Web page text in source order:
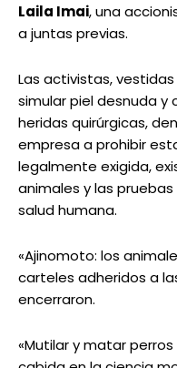
Laila Imai, una
a juntas previas.
Las activistas,
simular piel desnuda
heridas quirúrgicas,
empresa a prohibir
legalmente exigida,
animales y las
salud humana.
«Ajinomoto: los
carteles adheridos a
encerraron.
«Mutilar y matar